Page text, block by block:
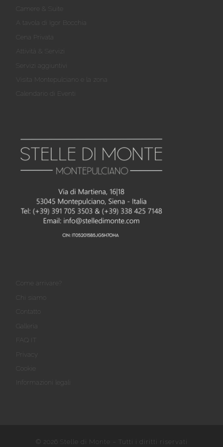
Camere & Suite
A tavola di Igor Bocchia
Cena Privata
Attività & Servizi
Servizi aggiuntivi
Visita Montepulciano e la zona
Calendario di Eventi
Come arrivare?
Chi siamo
Contatto
Galleria
FAQ IT
Privacy
Cookie
Informazioni legali
© 2026 Stelle di Monte – Tutti i diritti riservati